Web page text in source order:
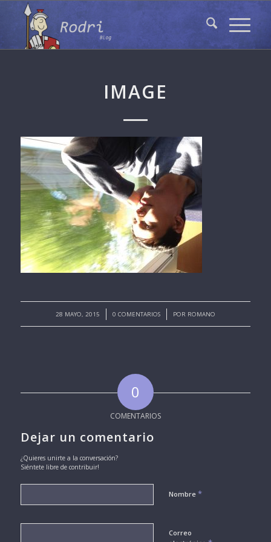
IMAGE
28 MAYO, 2015
/ 0 COMENTARIOS
/ POR ROMANO
0
COMENTARIOS
Dejar un comentario
¿Quieres unirte a la conversación?
Siéntete libre de contribuir!
Nombre *
Correo